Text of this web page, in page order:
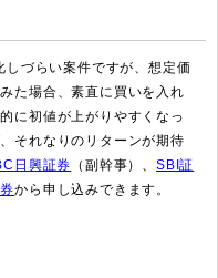
しづらい案件ですが、想定価
た場合、素直に買いを入れ
に初値が上がりやすくなっ
それなりのリターンが期待
日興証券 （副幹事）、SBI証
から申し込みできます。